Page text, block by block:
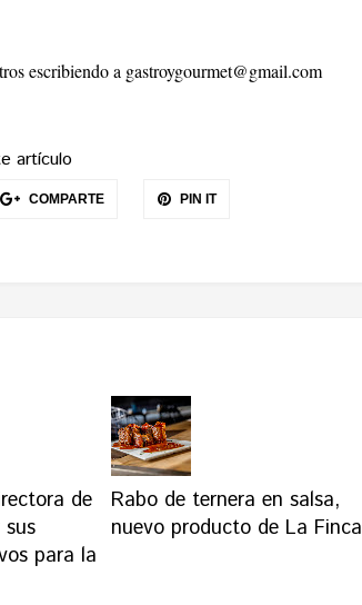
escribiendo a gastroygourmet@gmail.com
artículo
COMPARTE PIN IT
de
para la
Rabo de ternera en salsa,
nuevo producto de La Finca